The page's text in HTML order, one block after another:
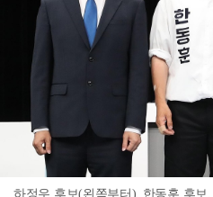
하정우 후보(왼쪽부터), 한동훈 후보